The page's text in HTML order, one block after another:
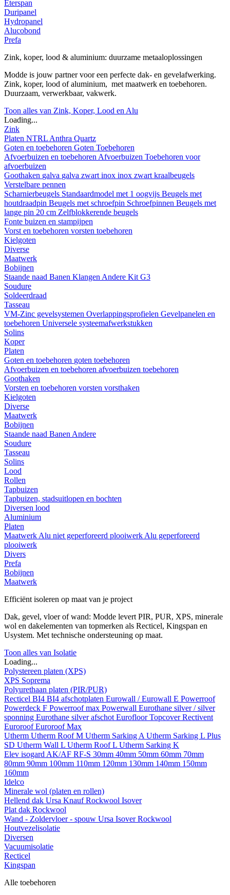
Eterspan
Duripanel
Hydropanel
Alucobond
Prefa
Zink, koper, lood & aluminium: duurzame metaaloplossingen
Modde is jouw partner voor een perfecte dak- en gevelafwerking.
Zink, koper, lood of aluminium, met maatwerk en toebehoren.
Duurzaam, verwerkbaar, vakwerk.
Toon alles van Zink, Koper, Lood en Alu
Loading...
Zink
Platen NTRL Anthra Quartz
Goten en toebehoren Goten Toebehoren
Afvoerbuizen en toebehoren Afvoerbuizen Toebehoren voor
afvoerbuizen
Goothaken galva galva zwart inox inox zwart kraalbeugels
Verstelbare pennen
Scharnierbeugels Standaardmodel met 1 oogvijs Beugels met
houtdraadpin Beugels met schroefpin Schroefpinnen Beugels met
lange pin 20 cm Zelfblokkerende beugels
Fonte buizen en stampijpen
Vorst en toebehoren vorsten toebehoren
Kielgoten
Diverse
Maatwerk
Bobijnen
Staande naad Banen Klangen Andere Kit G3
Soudure
Soldeerdraad
Tasseau
VM-Zinc gevelsystemen Overlappingsprofielen Gevelpanelen en
toebehoren Universele systeemafwerkstukken
Solins
Koper
Platen
Goten en toebehoren goten toebehoren
Afvoerbuizen en toebehoren afvoerbuizen toebehoren
Goothaken
Vorsten en toebehoren vorsten vorsthaken
Kielgoten
Diverse
Maatwerk
Bobijnen
Staande naad Banen Andere
Soudure
Tasseau
Solins
Lood
Rollen
Tapbuizen
Tapbuizen, stadsuitlopen en bochten
Diversen lood
Aluminium
Platen
Maatwerk Alu niet geperforeerd plooiwerk Alu geperforeerd
plooiwerk
Divers
Prefa
Bobijnen
Maatwerk
Efficiënt isoleren op maat van je project
Dak, gevel, vloer of wand: Modde levert PIR, PUR, XPS, minerale
wol en dakelementen van topmerken als Recticel, Kingspan en
Usystem. Met technische ondersteuning op maat.
Toon alles van Isolatie
Loading...
Polystereen platen (XPS)
XPS Soprema
Polyurethaan platen (PIR/PUR)
Recticel BI4 BI4 afschotplaten Eurowall / Eurowall E Powerroof
Powerdeck F Powerroof max Powerwall Eurothane silver / silver
sponning Eurothane silver afschot EurofloorTopcoverRectivent
EuroroofEuroroof Max
Utherm Utherm Roof M Utherm Sarking A Utherm Sarking L Plus
SD Utherm Wall L Utherm Roof L Utherm Sarking K
Elev isogard AK/AF RF-S 30mm 40mm 50mm 60mm 70mm
80mm 90mm 100mm 110mm 120mm 130mm 140mm 150mm
160mm
Idelco
Minerale wol (platen en rollen)
Hellend dak Ursa KnaufRockwool Isover
Plat dak Rockwool
Wand - Zoldervloer - spouw Ursa IsoverRockwool
Houtvezelisolatie
Diversen
Vacuumisolatie
Recticel
Kingspan
Alle toebehoren